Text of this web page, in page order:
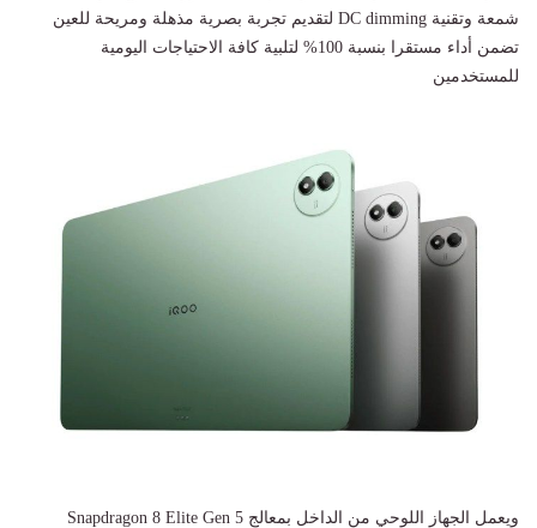
شمعة وتقنية DC dimming لتقديم تجربة بصرية مذهلة ومريحة للعين
تضمن أداء مستقرا بنسبة 100% لتلبية كافة الاحتياجات اليومية
للمستخدمين
ويعمل الجهاز اللوحي من الداخل بمعالج Snapdragon 8 Elite Gen 5